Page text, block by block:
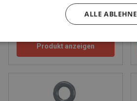
Produkt anzeigen
ALLE